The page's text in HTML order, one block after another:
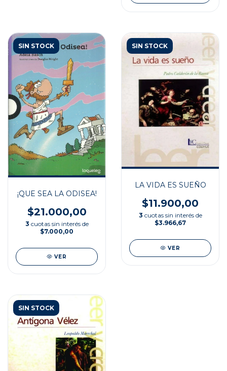
SIN STOCK
¡QUE SEA LA ODISEA!
$21.000,00
3 cuotas sin interés de
$7.000,00
VER
SIN STOCK
LA VIDA ES SUEÑO
$11.900,00
3 cuotas sin interés de
$3.966,67
VER
SIN STOCK